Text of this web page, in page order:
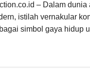
– Dalam dunia
istilah vernakular
simbol gaya hidup